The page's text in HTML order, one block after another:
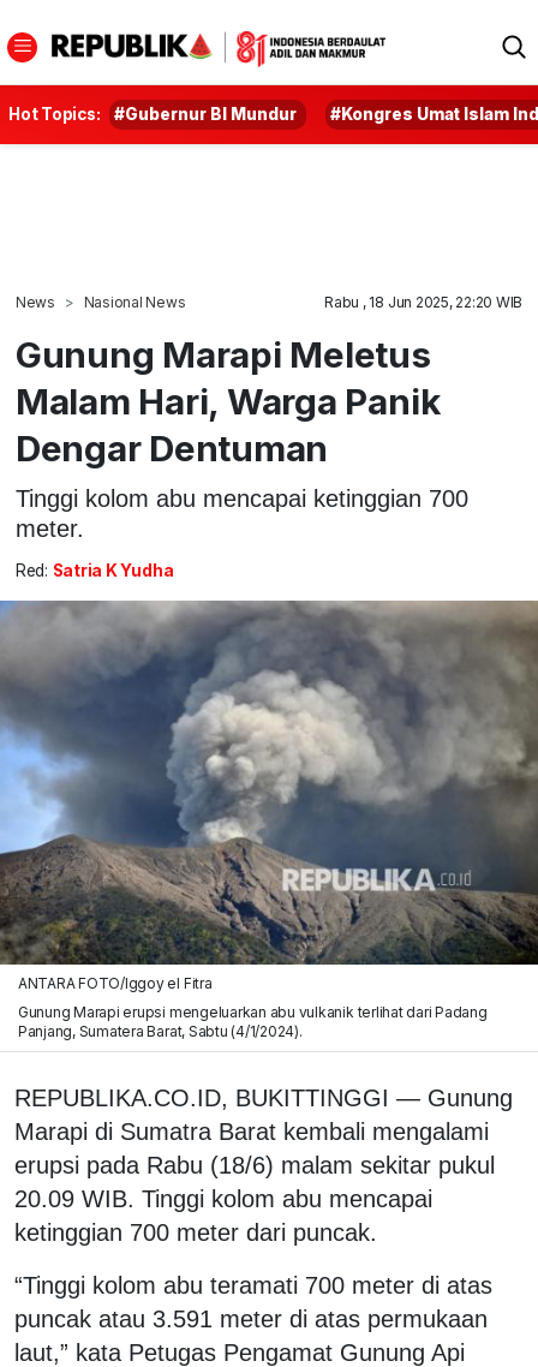
Hot Topics: #Gubernur BI Mundur #Kongres Umat Islam
News Nasional News Rabu , 18 Jun 2025, 22:20 WIB
Gunung Marapi Meletus
Malam Hari, Warga Panik
Dengar Dentuman
Tinggi kolom abu mencapai ketinggian 700
meter.
Red: Satria K Yudha
ANTARA FOTO/Iggoy el Fitra
Gunung Marapi erupsi mengeluarkan abu vulkanik terlihat dari Padang
Panjang, Sumatera Barat, Sabtu (4/1/2024).
REPUBLIKA.CO.ID, BUKITTINGGI — Gunung
Marapi di Sumatra Barat kembali mengalami
erupsi pada Rabu (18/6) malam sekitar pukul
20.09 WIB. Tinggi kolom abu mencapai
ketinggian 700 meter dari puncak.
“Tinggi kolom abu teramati 700 meter di atas
puncak atau 3.591 meter di atas permukaan
laut,” kata Petugas Pengamat Gunung Api